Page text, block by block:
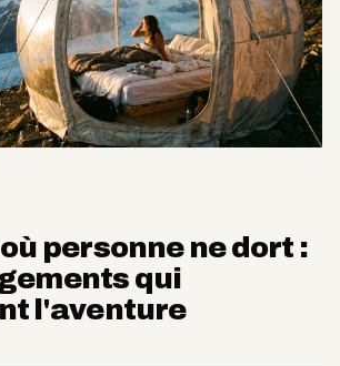
personne ne dort :
qui
l'aventure